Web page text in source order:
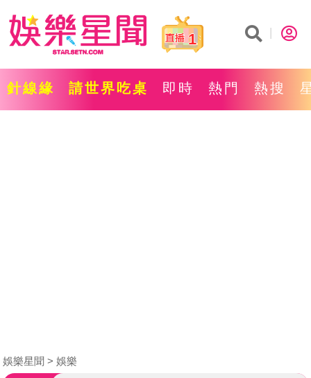
1
針線緣 請世界吃桌 即時 熱門 熱搜
娛樂星聞 娛樂